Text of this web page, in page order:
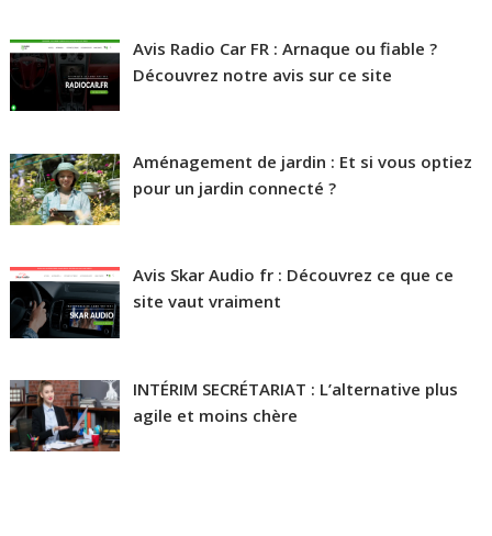
Avis Radio Car FR : Arnaque ou fiable ?
Découvrez notre avis sur ce site
Aménagement de jardin : Et si vous optiez
pour un jardin connecté ?
Avis Skar Audio fr : Découvrez ce que ce
site vaut vraiment
INTÉRIM SECRÉTARIAT : L’alternative plus
agile et moins chère